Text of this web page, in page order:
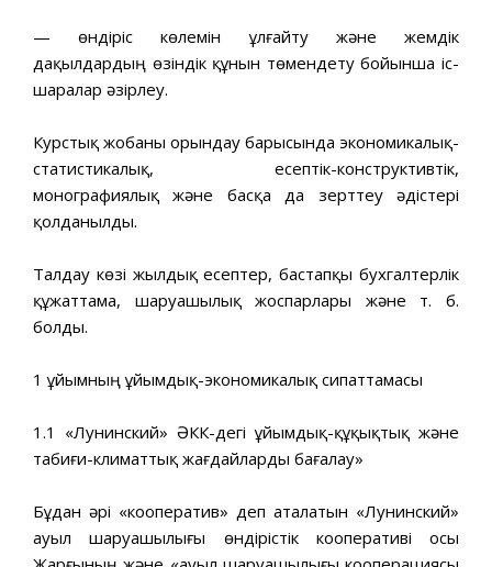
— өндіріс көлемін ұлғайту және жемдік
дақылдардың өзіндік құнын төмендету бойынша іс-
шаралар әзірлеу.
Курстық жобаны орындау барысында экономикалық-
статистикалық, есептік-конструктивтік,
монографиялық және басқа да зерттеу әдістері
қолданылды.
Талдау көзі жылдық есептер, бастапқы бухгалтерлік
құжаттама, шаруашылық жоспарлары және т. б.
болды.
1 ұйымның ұйымдық-экономикалық сипаттамасы
1.1 «Лунинский» ӘКК-дегі ұйымдық-құқықтық және
табиғи-климаттық жағдайларды бағалау»
Бұдан әрі «кооператив» деп аталатын «Лунинский»
ауыл шаруашылығы өндірістік кооперативі осы